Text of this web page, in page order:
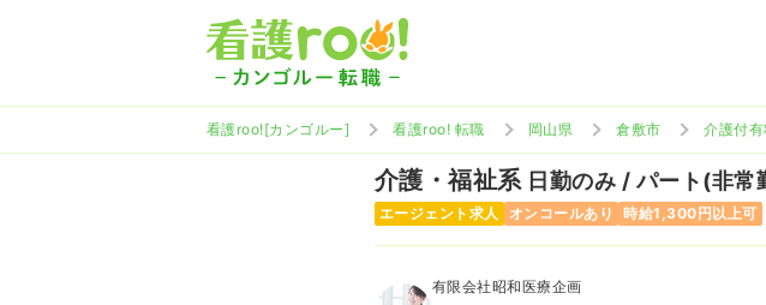
看護roo![カンゴルー] 看護roo! 転職 岡山県 倉敷市 介護付
介護・福祉系 日勤のみ / パート(非常
エージェント求人 オンコールあり 時給1,300円以上可
有限会社昭和医療企画